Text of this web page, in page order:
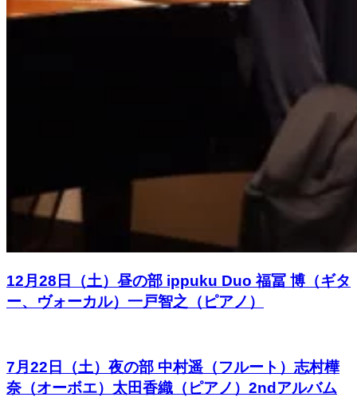
12月28日（土）昼の部 ippuku Duo 福冨 博（ギタ
ー、ヴォーカル）一戸智之（ピアノ）
7月22日（土）夜の部 中村遥（フルート）志村樺
奈（オーボエ）太田香織（ピアノ）2ndアルバム